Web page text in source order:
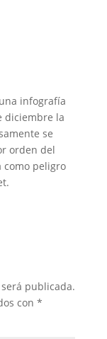
infografía
diciembre la
se
orden del
como peligro
publicada.
con *